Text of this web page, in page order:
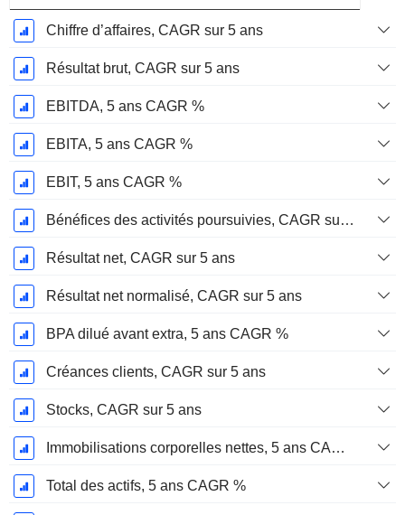
Chiffre d’affaires, CAGR sur 5 ans
Résultat brut, CAGR sur 5 ans
EBITDA, 5 ans CAGR %
EBITA, 5 ans CAGR %
EBIT, 5 ans CAGR %
Bénéfices des activités poursuivies, CAGR sur 5 ans
Résultat net, CAGR sur 5 ans
Résultat net normalisé, CAGR sur 5 ans
BPA dilué avant extra, 5 ans CAGR %
Créances clients, CAGR sur 5 ans
Stocks, CAGR sur 5 ans
Immobilisations corporelles nettes, 5 ans CAGR %
Total des actifs, 5 ans CAGR %